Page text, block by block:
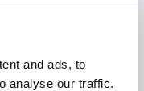
and ads, to
analyse our traffic.